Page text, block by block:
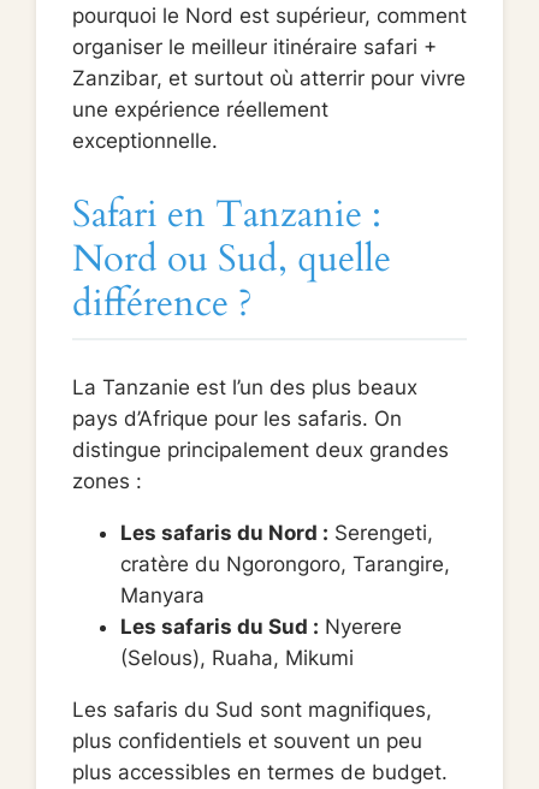
pourquoi le Nord est supérieur, comment
organiser le meilleur itinéraire safari +
Zanzibar, et surtout où atterrir pour vivre
une expérience réellement
exceptionnelle.
Safari en Tanzanie :
Nord ou Sud, quelle
différence ?
La Tanzanie est l’un des plus beaux
pays d’Afrique pour les safaris. On
distingue principalement deux grandes
zones :
Les safaris du Nord : Serengeti,
cratère du Ngorongoro, Tarangire,
Manyara
Les safaris du Sud : Nyerere
(Selous), Ruaha, Mikumi
Les safaris du Sud sont magnifiques,
plus confidentiels et souvent un peu
plus accessibles en termes de budget.